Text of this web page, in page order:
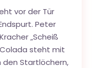
vor der Tür
Peter
„Scheiß
steht mit
den Startlöchern,